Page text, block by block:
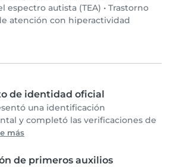
espectro autista (TEA) • Trastorno
atención con hiperactividad
de identidad oficial
una identificación
y completó las verificaciones de
más
de primeros auxilios